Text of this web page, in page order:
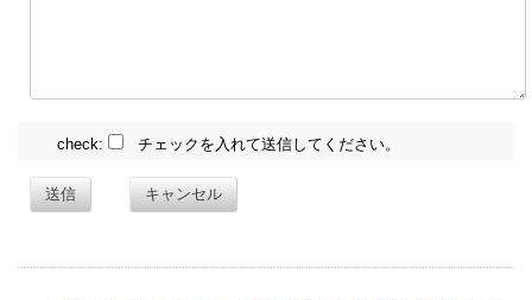
check: チェックを入れて送信してください。
送信 キャンセル